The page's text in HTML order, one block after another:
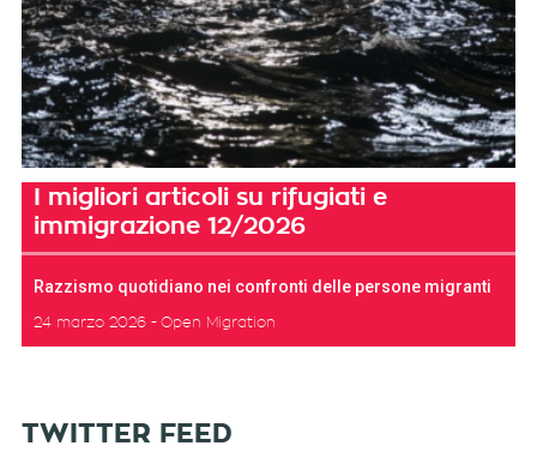
I migliori articoli su rifugiati e
immigrazione 12/2026
Razzismo quotidiano nei confronti delle persone migranti
24 marzo 2026 Open Migration
TWITTER FEED